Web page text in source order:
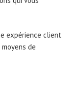
expérience client
de